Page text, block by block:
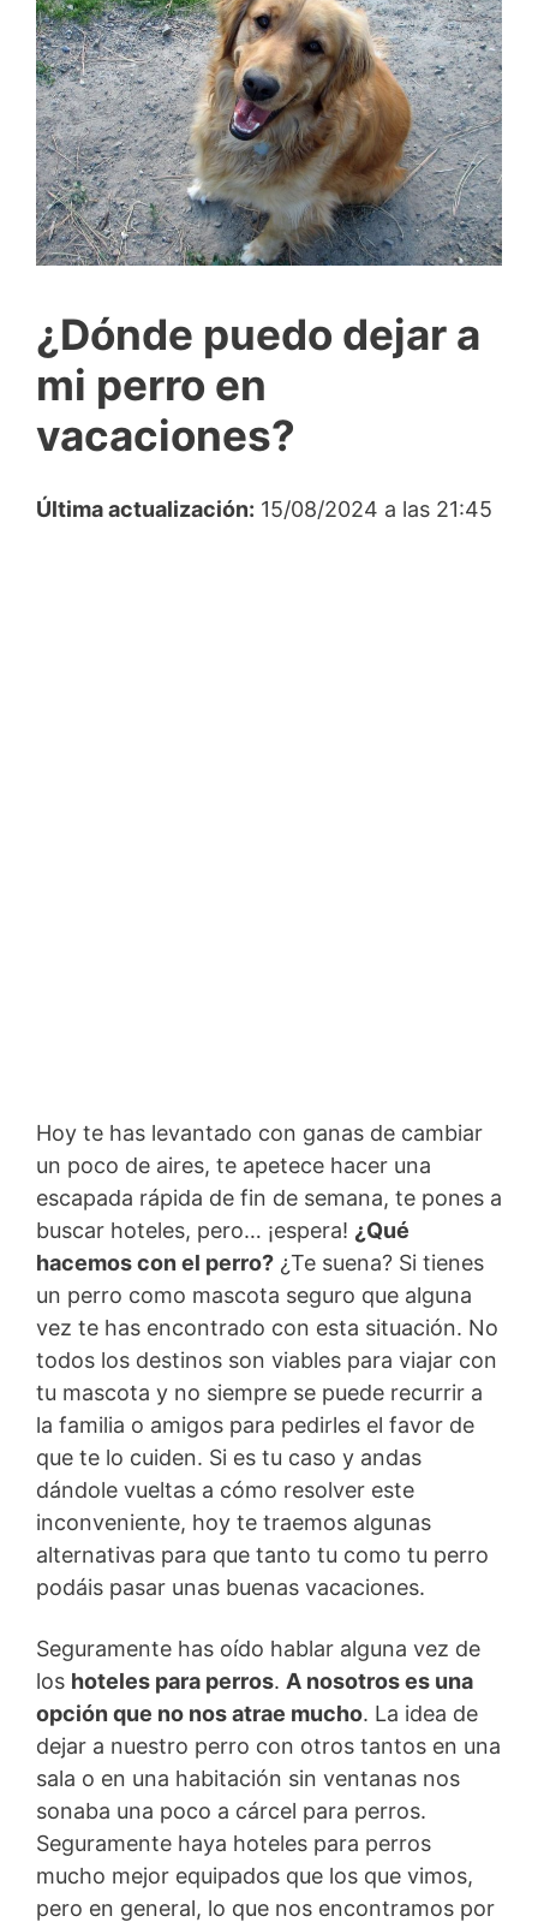
¿Dónde puedo dejar a
mi perro en
vacaciones?
Última actualización: 15/08/2024 a las 21:45
Hoy te has levantado con ganas de cambiar
un poco de aires, te apetece hacer una
escapada rápida de fin de semana, te pones a
buscar hoteles, pero… ¡espera! ¿Qué
hacemos con el perro? ¿Te suena? Si tienes
un perro como mascota seguro que alguna
vez te has encontrado con esta situación. No
todos los destinos son viables para viajar con
tu mascota y no siempre se puede recurrir a
la familia o amigos para pedirles el favor de
que te lo cuiden. Si es tu caso y andas
dándole vueltas a cómo resolver este
inconveniente, hoy te traemos algunas
alternativas para que tanto tu como tu perro
podáis pasar unas buenas vacaciones.
Seguramente has oído hablar alguna vez de
los hoteles para perros. A nosotros es una
opción que no nos atrae mucho. La idea de
dejar a nuestro perro con otros tantos en una
sala o en una habitación sin ventanas nos
sonaba una poco a cárcel para perros.
Seguramente haya hoteles para perros
mucho mejor equipados que los que vimos,
pero en general, lo que nos encontramos por